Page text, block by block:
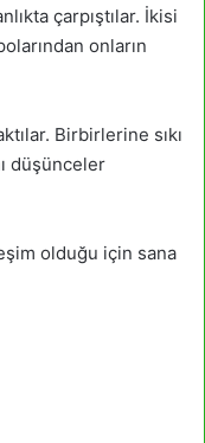
çarpıştılar. İkisi
onların
Birbirlerine sıkı
düşünceler
olduğu için sana